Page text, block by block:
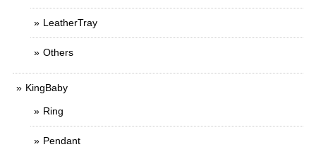
LeatherTray
Others
KingBaby
Ring
Pendant